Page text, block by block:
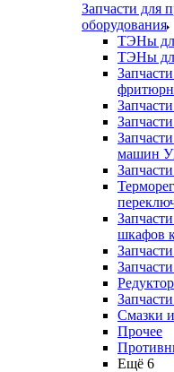
Запчасти для
оборудования
ТЭНы
ТЭНы
машин
шкафов
Смазки
Прочее
Ещё 6